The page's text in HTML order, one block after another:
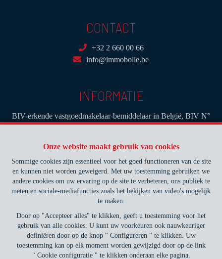
Onze website maakt gebruik van cookies
Sommige cookies zijn essentieel voor het goed functioneren van de site
en kunnen niet worden geweigerd. Met uw toestemming gebruiken we
andere cookies om uw ervaring op de site te verbeteren, ons publiek te
meten en sociale-mediafuncties zoals het bekijken van video's mogelijk
te maken.
Door op "Accepteer alles" te klikken, geeft u toestemming voor het
gebruik van alle cookies. U kunt uw voorkeuren ook nauwkeuriger
definiëren door op de knop " Configureren " te klikken. Uw
toestemming kan op elk moment worden gewijzigd door op de link
" Cookie configuratie " te klikken onderaan elke pagina.
CONTACT
+32 2 660 00 66
info@immobolle.be
INFORMATIE
BIV-erkende vastgoedmakelaar-bemiddelaar in België, BIV N°
505 38 50 - info@biv.be) -www.biv.be-Deontologische code
BA en borgstelling via NV AXA Belgium, Troonplein 1, 1000
Brussel (polisnr. 730.390.160) Dekking geldt voor activiteiten die
in België worden uitgevoerd
Algemene gebruiksvoorwaarden van de website
Charter privéleven
Cookie configuratie